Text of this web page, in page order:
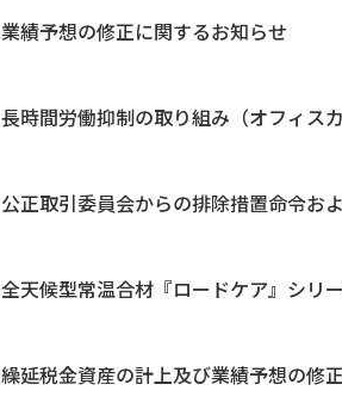
業績予想の修正に関するお知らせ
長時間労働抑制の取り組み（オフィスカ
公正取引委員会からの排除措置命令お
全天候型常温合材『ロードケア』シリ
繰延税金資産の計上及び業績予想の修